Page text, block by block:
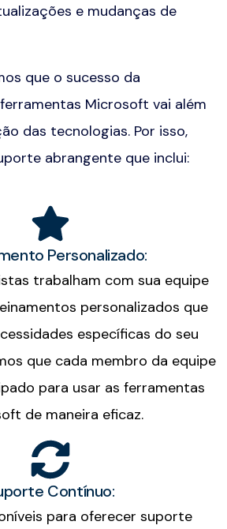
e mudanças de
que o sucesso da
Microsoft vai além
das tecnologias. Por isso,
abrangente que inclui:
Personalizado:
trabalham com sua equipe
personalizados que
específicas do seu
que cada membro da equipe
para usar as ferramentas
de maneira eficaz.
Contínuo:
para oferecer suporte